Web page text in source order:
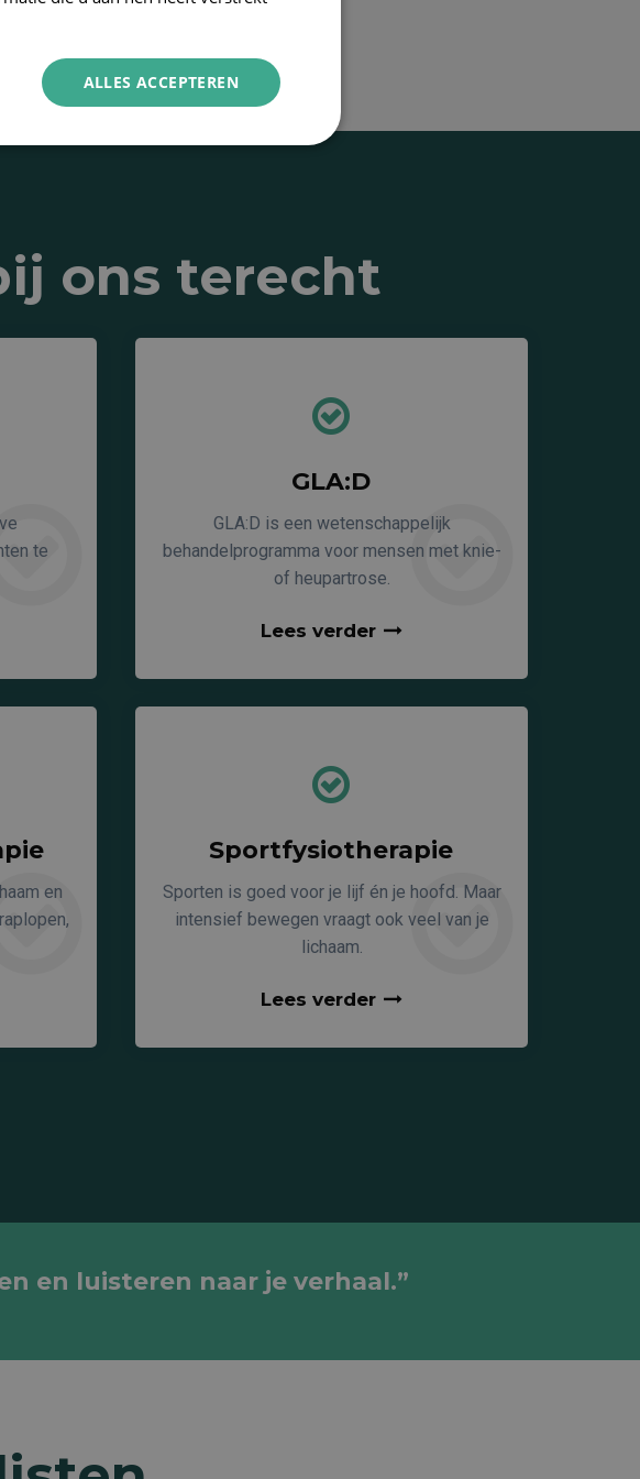
ons terecht
te
GLA:D
GLA:D is een wetenschappelijk
behandelprogramma voor mensen met knie-
of heupartrose.
Lees verder
en
Sportfysiotherapie
Sporten is goed voor je lijf én je hoofd. Maar
intensief bewegen vraagt ook veel van je
lichaam.
Lees verder
en luisteren naar je verhaal.”
ALLES ACCEPTEREN